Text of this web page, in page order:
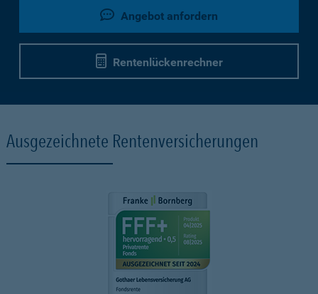
Angebot anfordern
Rentenlückenrechner
Ausgezeichnete Rentenversicherungen